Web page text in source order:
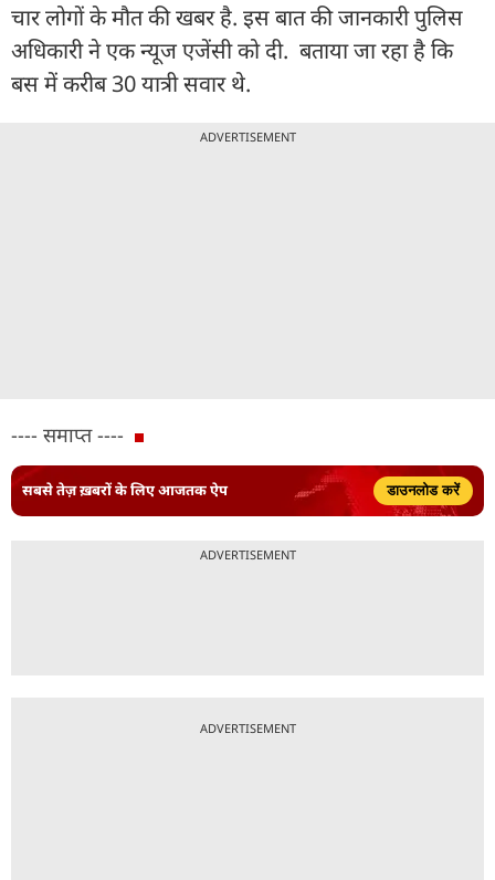
चार लोगों के मौत की खबर है. इस बात की जानकारी पुलिस
अधिकारी ने एक न्यूज एजेंसी को दी. बताया जा रहा है कि
बस में करीब 30 यात्री सवार थे.
ADVERTISEMENT
---- समाप्त ----
सबसे तेज़ ख़बरों के लिए आजतक ऐप डाउनलोड करें
ADVERTISEMENT
ADVERTISEMENT